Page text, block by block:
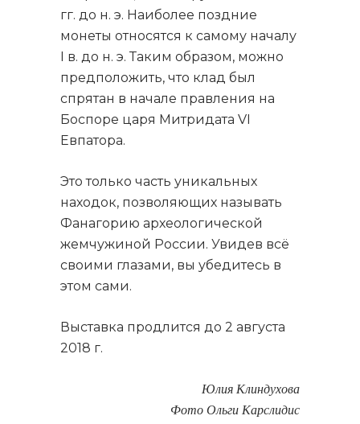
гг. до н. э. Наиболее поздние
монеты относятся к самому началу
I в. до н. э. Таким образом, можно
предположить, что клад был
спрятан в начале правления на
Боспоре царя Митридата VI
Евпатора.
Это только часть уникальных
находок, позволяющих называть
Фанагорию археологической
жемчужиной России. Увидев всё
своими глазами, вы убедитесь в
этом сами.
Выставка продлится до 2 августа
2018 г.
Юлия Клиндухова
Фото Ольги Карслидис